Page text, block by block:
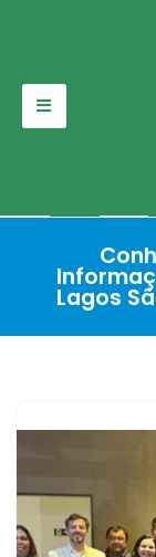
para
Lagos